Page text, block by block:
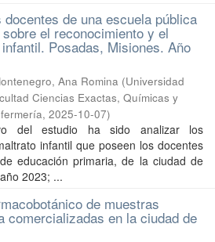
de una escuela pública
el reconocimiento y el
Posadas, Misiones. Año
Ana Romina (Universidad
Ciencias Exactas, Químicas y
, 2025-10-07)
del estudio ha sido analizar los
infantil que poseen los docentes
educación primaria, de la ciudad de
2023; ...
de muestras
comercializadas en la ciudad de